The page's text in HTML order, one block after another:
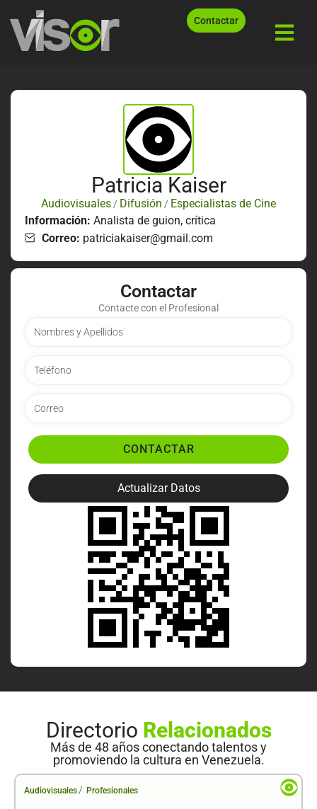
Contactar
Patricia Kaiser
Audiovisuales / Difusión / Especialistas de Cine
Información: Analista de guion, crítica
Correo: patriciakaiser@gmail.com
Contactar
Contacte con el Profesional
CONTACTAR
Actualizar Datos
Directorio Relacionados
Más de 48 años conectando talentos y
promoviendo la cultura en Venezuela.
Audiovisuales / Profesionales